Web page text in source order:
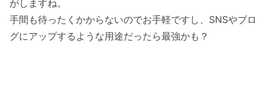
がしますね。
手間も待ったくかからないのでお手軽ですし、SNSやブロ
グにアップするような用途だったら最強かも？